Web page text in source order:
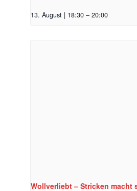
13. August | 18:30 – 20:00
Wollverliebt – Stricken macht